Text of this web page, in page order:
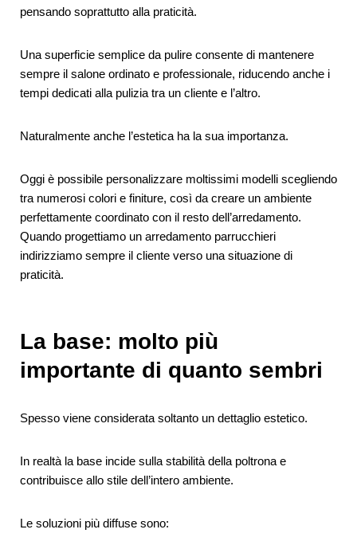
pensando soprattutto alla praticità.
Una superficie semplice da pulire consente di mantenere
sempre il salone ordinato e professionale, riducendo anche i
tempi dedicati alla pulizia tra un cliente e l’altro.
Naturalmente anche l’estetica ha la sua importanza.
Oggi è possibile personalizzare moltissimi modelli scegliendo
tra numerosi colori e finiture, così da creare un ambiente
perfettamente coordinato con il resto dell’arredamento.
Quando progettiamo un arredamento parrucchieri
indirizziamo sempre il cliente verso una situazione di
praticità.
La base: molto più
importante di quanto sembri
Spesso viene considerata soltanto un dettaglio estetico.
In realtà la base incide sulla stabilità della poltrona e
contribuisce allo stile dell’intero ambiente.
Le soluzioni più diffuse sono: